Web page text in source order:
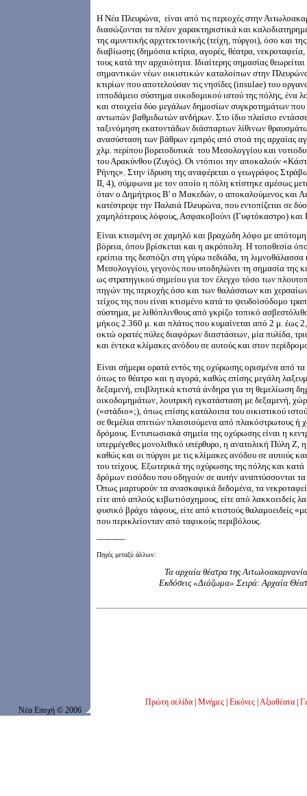
Η Νέα Πλευρώνα, είναι από τις περιοχές στην
διασώζονται τα πλέον χαρακτηριστικά και
της αμυντικής αρχιτεκτονικής (τείχη, πύργοι), όσο και
διαβίωσης (δημόσια κτίρια, αγορές, θέατρα,
τους κατά την αρχαιότητα. Ιδιαίτερης σημασίας
σημαντικών νέων οικιστικών καταλοίπων στην
κτιρίων που αποτελούσαν τις νησίδες (insulae) του
ιπποδάμειο σύστημα οικοδομικού ιστού της πόλης, ένα
και στοιχεία δύο μεγάλων δημοσίων συγκροτημάτων που
αντωπών βαθμιδωτών ανδήρων. Στο ίδιο πλαίσιο
ταξινόμηση εκατοντάδων διάσπαρτων λίθινων
ανασύσταση των βάθρων εμπρός από στοά της αρχαίας
χλμ. περίπου βορειοδυτικά του Μεσολογγίου και
του Αρακύνθου (Ζυγός). Οι ντόπιοι την αποκαλούν
Ρήνης». Στην ίδρυση της αναφέρεται ο γεωγράφος
II, 4), σύμφωνα με τον οποίο η πόλη κτίστηκε αμέσως
όταν ο Δημήτριος Β' ο Μακεδών, ο αποκαλούμενος και
κατέστρεψε την Παλαιά Πλευρώνα, που εντοπίζεται σε
χαμηλότερους λόφους, Ασφακοβούνι (Γυφτόκαστρο) και
Είναι κτισμένη σε χαμηλό και βραχώδη λόφο με
βόρεια, όπου βρίσκεται και η ακρόπολη. Η τοποθεσία
ερείπια της δεσπόζει στη γύρω πεδιάδα, τη λιμνοθάλασσα
Μεσολογγίου, γεγονός που υποδηλώνει τη σημασία της
ως στρατηγικού σημείου για τον έλεγχο τόσο των
πηγών της περιοχής όσο και των θαλάσσιων και
τείχος της που είναι κτισμένο κατά το ψευδοϊσόδομο
σύστημα, με λιθόπλινθους από γκρίζο τοπικό
μήκος 2.360 μ. και πλάτος που κυμαίνεται από 2 μ. έως
οκτώ ορατές πύλες διαφόρων διαστάσεων, μία πυλίδα,
και έντεκα κλίμακες ανόδου σε αυτούς και στον
Είναι σήμερα ορατά εντός της οχύρωσης ορισμένα από τα
όπως το θέατρο και η αγορά, καθώς επίσης μεγάλη
δεξαμενή, επιβλητικά κτιστά άνδηρα για τη θεμελίωση
οικοδομημάτων, λουτρική εγκατάσταση με δεξαμενή,
(«στάδιο»;), όπως επίσης κατάλοιπα του οικιστικού
σε θεμέλια σπιτιών πλαισιούμενα από πλακόστρωτους ή
δρόμους. Εντυπωσιακά σημεία της οχύρωσης είναι η
υπερμέγεθες μονολιθικό υπέρθυρο, η ανατολική Πύλη Ζ,
καθώς και οι πύργοι με τις κλίμακες ανόδου σε αυτούς
του τείχους. Εξωτερικά της οχύρωσης της πόλης και
δρόμων εισόδου που οδηγούν σε αυτήν αναπτύσσονται τα
Όπως μαρτυρούν τα ανασκαφικά δεδομένα, τα
είτε από απλούς κιβωτιόσχημους, είτε από λακκοειδείς
φυσικό βράχο τάφους, είτε από κτιστούς θαλαμοειδείς
που περικλείονταν από ταφικούς περιβόλους.
--------------
Πηγές μεταξύ άλλων:
Τα αρχαία θέατρα της
Εκδόσεις «Διάζωμα» Σειρά: Αρχαία
Νέα Εποχή © 2006
Πρώτη σελίδα Μνήμες Εικόνες Αξιοθέατα